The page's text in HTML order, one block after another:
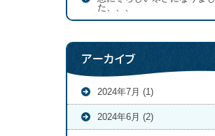
た、、、
アーカイブ
2024年7月 (1)
2024年6月 (2)